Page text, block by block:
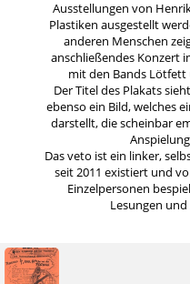
Ausstellungen von
Plastiken ausgestellt
anderen Menschen
anschließendes Konzert
mit den Bands Lötfett
Der Titel des Plakats
ebenso ein Bild, welches
darstellt, die scheinbar
Das veto ist ein linker,
seit 2011 existiert und
Einzelpersonen
Lesungen